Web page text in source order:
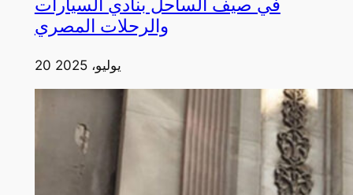
في صيف الساحل بنادي السيارات
والرحلات المصري
20 يوليو، 2025